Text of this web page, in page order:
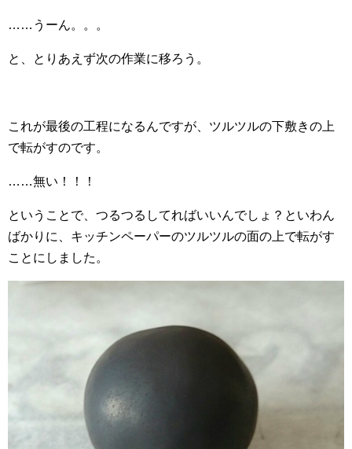
……うーん。。。
と、とりあえず次の作業に移ろう。
これが最後の工程になるんですが、ツルツルの下敷きの上
で転がすのです。
……無い！！！
ということで、つるつるしてればいいんでしょ？といわん
ばかりに、キッチンペーパーのツルツルの面の上で転がす
ことにしました。